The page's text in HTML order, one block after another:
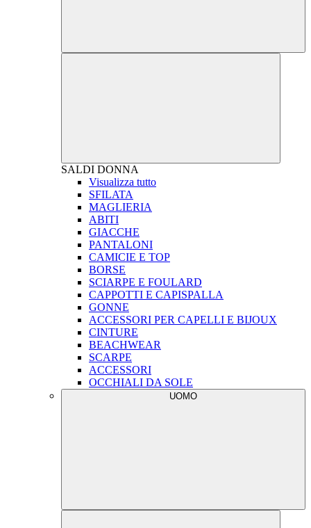
SALDI DONNA
Visualizza tutto
SFILATA
MAGLIERIA
ABITI
GIACCHE
PANTALONI
CAMICIE E TOP
BORSE
SCIARPE E FOULARD
CAPPOTTI E CAPISPALLA
GONNE
ACCESSORI PER CAPELLI E BIJOUX
CINTURE
BEACHWEAR
SCARPE
ACCESSORI
OCCHIALI DA SOLE
UOMO